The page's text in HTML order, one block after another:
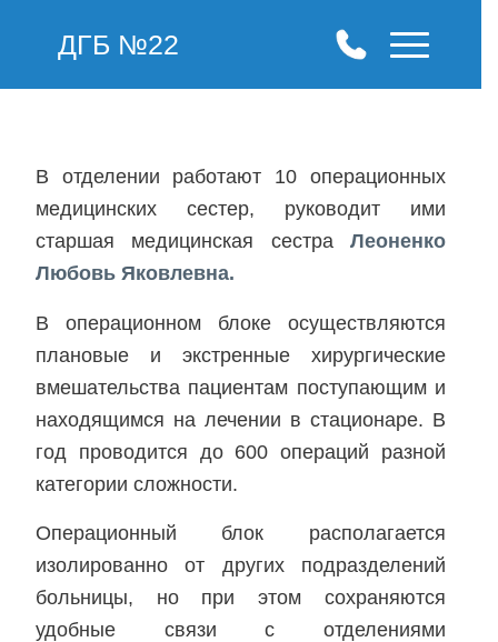
ДГБ №22
В отделении работают 10 операционных
медицинских сестер, руководит ими
старшая медицинская сестра Леоненко
Любовь Яковлевна.
В операционном блоке осуществляются
плановые и экстренные хирургические
вмешательства пациентам поступающим и
находящимся на лечении в стационаре. В
год проводится до 600 операций разной
категории сложности.
Операционный блок располагается
изолированно от других подразделений
больницы, но при этом сохраняются
удобные связи с отделениями